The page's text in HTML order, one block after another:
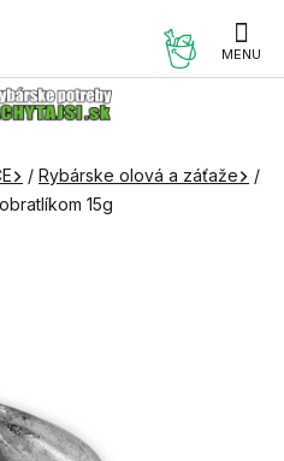
/ Rybárske olová a záťaže
/
15g